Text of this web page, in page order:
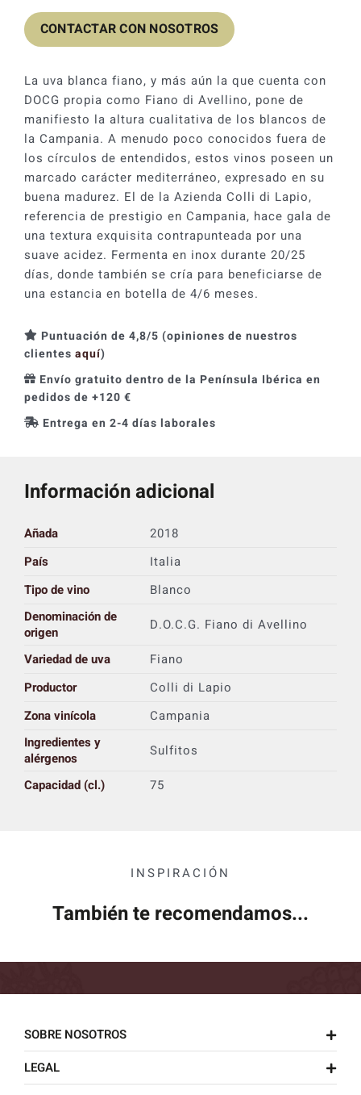
original
era:
16,90 €.
actual
es:
15,21 €.
CONTACTAR CON NOSOTROS
La uva blanca fiano, y más aún la que cuenta con
DOCG propia como Fiano di Avellino, pone de
manifiesto la altura cualitativa de los blancos de
la Campania. A menudo poco conocidos fuera de
los círculos de entendidos, estos vinos poseen un
marcado carácter mediterráneo, expresado en su
buena madurez. El de la Azienda Colli di Lapio,
referencia de prestigio en Campania, hace gala de
una textura exquisita contrapunteada por una
suave acidez. Fermenta en inox durante 20/25
días, donde también se cría para beneficiarse de
una estancia en botella de 4/6 meses.
Puntuación de 4,8/5 (opiniones de nuestros
clientes aquí)
Envío gratuito dentro de la Península Ibérica en
pedidos de +120 €
Entrega en 2-4 días laborales
Información adicional
Añada
2018
País
Italia
Tipo de vino
Blanco
Denominación de
origen
D.O.C.G. Fiano di Avellino
Variedad de uva
Fiano
Productor
Colli di Lapio
Zona vinícola
Campania
Ingredientes y
alérgenos
Sulfitos
Capacidad (cl.)
75
INSPIRACIÓN
También te recomendamos...
SOBRE NOSOTROS
LEGAL